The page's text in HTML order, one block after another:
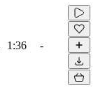
1:36 -